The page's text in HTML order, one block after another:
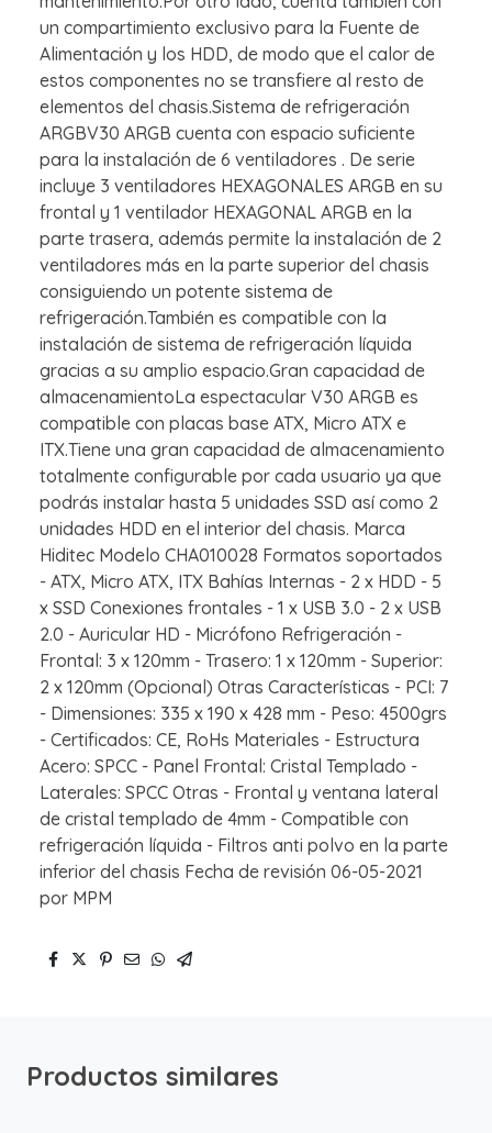
un compartimiento exclusivo para la Fuente de
Alimentación y los HDD, de modo que el calor de
estos componentes no se transfiere al resto de
elementos del chasis.Sistema de refrigeración
ARGBV30 ARGB cuenta con espacio suficiente
para la instalación de 6 ventiladores . De serie
incluye 3 ventiladores HEXAGONALES ARGB en su
frontal y 1 ventilador HEXAGONAL ARGB en la
parte trasera, además permite la instalación de 2
ventiladores más en la parte superior del chasis
consiguiendo un potente sistema de
refrigeración.También es compatible con la
instalación de sistema de refrigeración líquida
gracias a su amplio espacio.Gran capacidad de
almacenamientoLa espectacular V30 ARGB es
compatible con placas base ATX, Micro ATX e
ITX.Tiene una gran capacidad de almacenamiento
totalmente configurable por cada usuario ya que
podrás instalar hasta 5 unidades SSD así como 2
unidades HDD en el interior del chasis. Marca
Hiditec Modelo CHA010028 Formatos soportados
- ATX, Micro ATX, ITX Bahías Internas - 2 x HDD - 5
x SSD Conexiones frontales - 1 x USB 3.0 - 2 x USB
2.0 - Auricular HD - Micrófono Refrigeración -
Frontal: 3 x 120mm - Trasero: 1 x 120mm - Superior:
2 x 120mm (Opcional) Otras Características - PCI: 7
- Dimensiones: 335 x 190 x 428 mm - Peso: 4500grs
- Certificados: CE, RoHs Materiales - Estructura
Acero: SPCC - Panel Frontal: Cristal Templado -
Laterales: SPCC Otras - Frontal y ventana lateral
de cristal templado de 4mm - Compatible con
refrigeración líquida - Filtros anti polvo en la parte
inferior del chasis Fecha de revisión 06-05-2021
por MPM
Productos similares